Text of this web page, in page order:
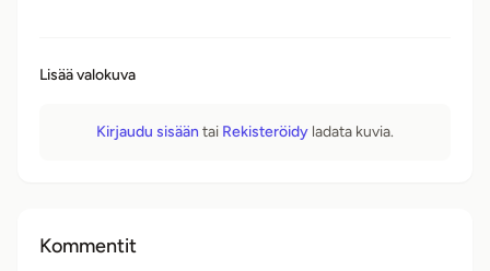
Lisää valokuva
Kirjaudu sisään tai Rekisteröidy ladata kuvia.
Kommentit